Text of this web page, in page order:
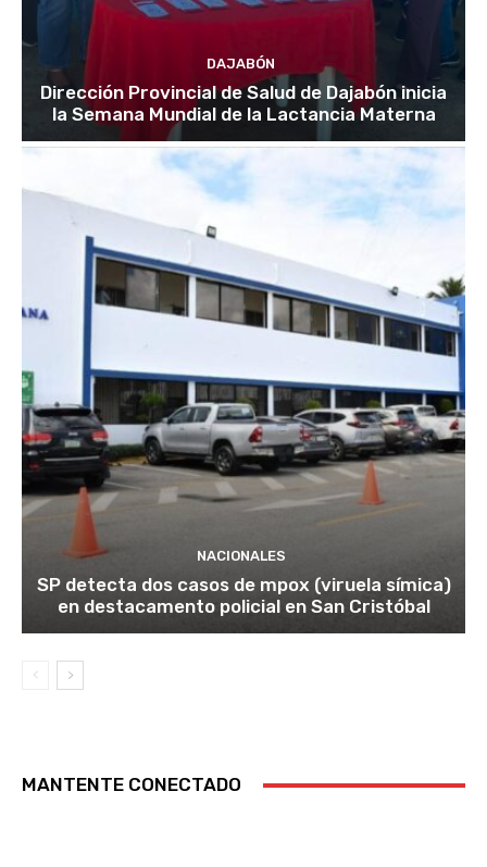
DAJABÓN
Dirección Provincial de Salud de Dajabón inicia
la Semana Mundial de la Lactancia Materna
NACIONALES
SP detecta dos casos de mpox (viruela símica)
en destacamento policial en San Cristóbal
MANTENTE CONECTADO